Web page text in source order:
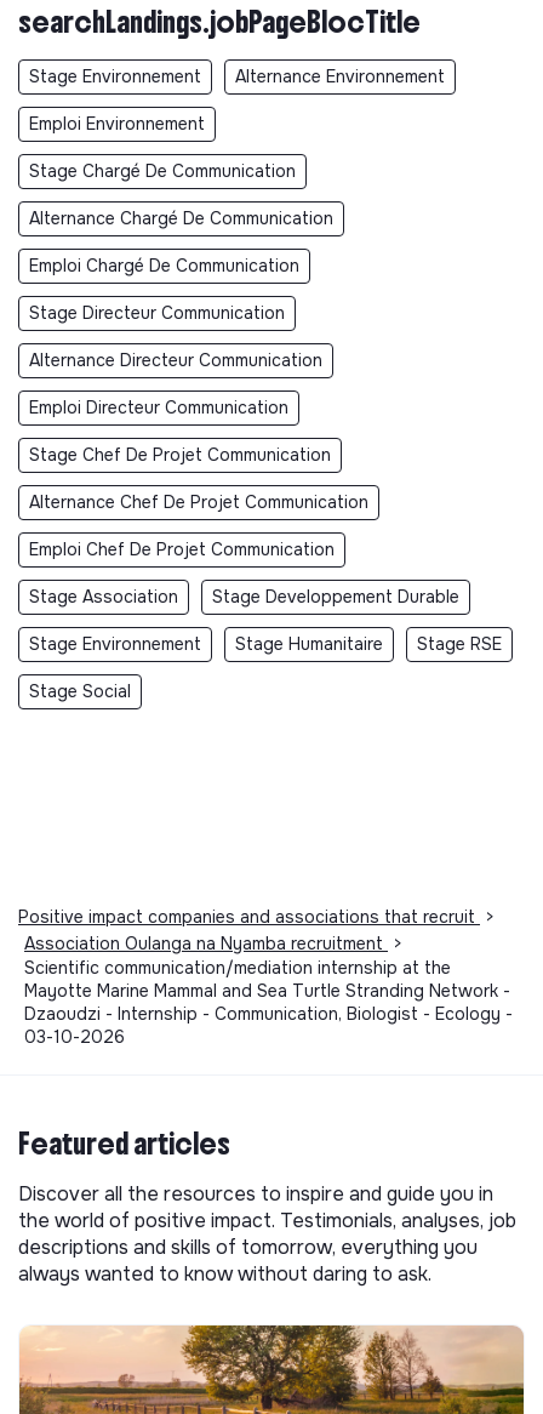
searchLandings.jobPageBlocTitle
Stage Environnement Alternance Environnement
Emploi Environnement
Stage Chargé De Communication
Alternance Chargé De Communication
Emploi Chargé De Communication
Stage Directeur Communication
Alternance Directeur Communication
Emploi Directeur Communication
Stage Chef De Projet Communication
Alternance Chef De Projet Communication
Emploi Chef De Projet Communication
Stage Association Stage Developpement Durable
Stage Environnement Stage Humanitaire Stage RSE
Stage Social
Positive impact companies and associations that recruit
>
Association Oulanga na Nyamba recruitment
>
Scientific communication/mediation internship at the
Mayotte Marine Mammal and Sea Turtle Stranding Network -
Dzaoudzi - Internship - Communication, Biologist - Ecology -
03-10-2026
Featured articles
Discover all the resources to inspire and guide you in
the world of positive impact. Testimonials, analyses, job
descriptions and skills of tomorrow, everything you
always wanted to know without daring to ask.